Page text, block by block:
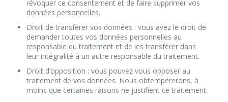
révoquer ce consentement et de faire supprimer vos
données personnelles.
Droit de transférer vos données : vous avez le droit de
demander toutes vos données personnelles au
responsable du traitement et de les transférer dans
leur intégralité à un autre responsable du traitement.
Droit d’opposition : vous pouvez vous opposer au
traitement de vos données. Nous obtempérerons, à
moins que certaines raisons ne justifient ce traitement.